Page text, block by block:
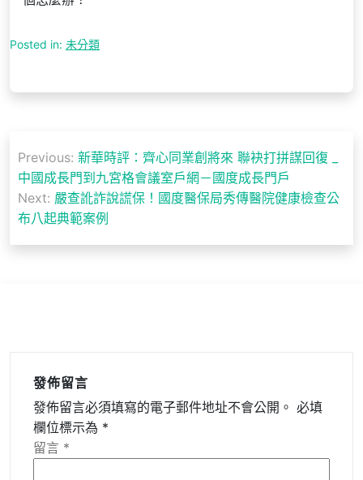
Posted in: 未分類
章
導
覽
Previous: 新華時評：齊心同業創將來 聯袂打拼謀回復 _
中國成長門到九宮格會議室戶網－國度成長門戶
Next: 嚴查訛詐說謊保！國度醫保局秀傳醫院健康檢查公
布八起典範案例
發佈留言
發佈留言必須填寫的電子郵件地址不會公開。 必填
欄位標示為 *
留言 *